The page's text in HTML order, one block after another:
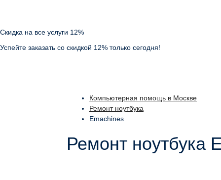
Скидка на все услуги 12%
Успейте заказать со скидкой 12% только сегодня!
Компьютерная помощь в Москве
Ремонт ноутбука
Emachines
Ремонт ноутбука